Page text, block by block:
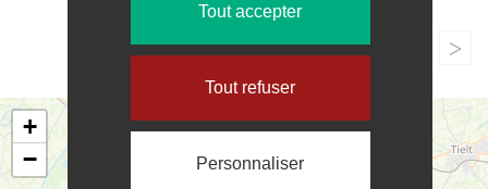
< 1 2 3 4 >
+
−
Tout accepter
Tout refuser
Personnaliser